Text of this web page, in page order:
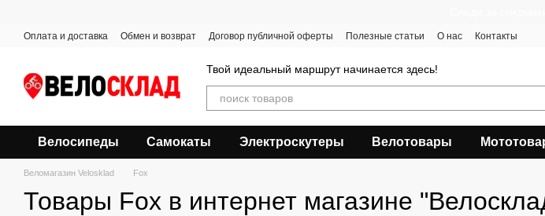
Оплата и доставка Обмен и возврат Договор публичной оферты Полезные статьи О нас Контакты
Твой идеальный маршрут начинается здесь!
Велосипеды Самокаты Электроскутеры Велотовары
Веломагазин Velosklad Fox
Товары Fox в интернет магазине